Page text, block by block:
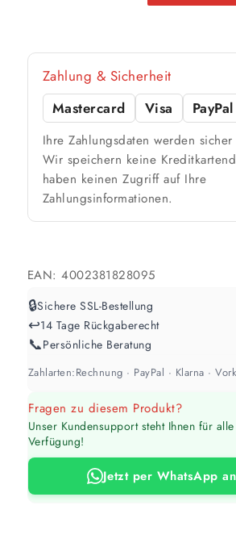
🎨 Jetziger Zustand
Farbig / dunkel
2 Anstriche empfohlen
Weiß / hell
abweichen. Für 10 % Reserve wird
Zahlung & Sicherheit
Mastercard
Visa PayPal
Ihre Zahlungsdaten werden
Wir speichern keine
haben keinen Zugriff auf Ihre
Zahlungsinformationen.
EAN:4002381828095
🔒Sichere SSL-Bestellung
↩️14 Tage Rückgaberecht
📞Persönliche Beratung
Zahlarten:Rechnung · PayPal · Klarna ·
Fragen zu diesem Produkt?
Unser Kundensupport steht Ihnen für
Verfügung!
Jetzt per WhatsApp